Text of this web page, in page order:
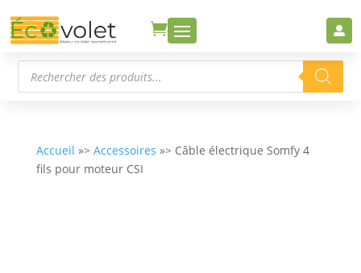
 
Recherche
produits
Accueil »> Accessoires »> Câble électrique Somfy 4
fils pour moteur CSI